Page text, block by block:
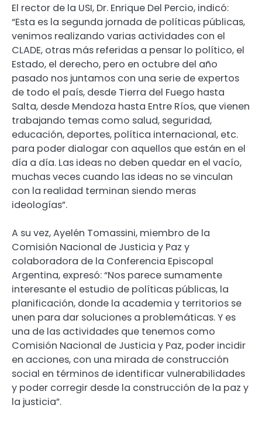
El rector de la USI, Dr. Enrique Del Percio, indicó:
“Esta es la segunda jornada de políticas públicas,
venimos realizando varias actividades con el
CLADE, otras más referidas a pensar lo político, el
Estado, el derecho, pero en octubre del año
pasado nos juntamos con una serie de expertos
de todo el país, desde Tierra del Fuego hasta
Salta, desde Mendoza hasta Entre Ríos, que vienen
trabajando temas como salud, seguridad,
educación, deportes, política internacional, etc.
para poder dialogar con aquellos que están en el
día a día. Las ideas no deben quedar en el vacío,
muchas veces cuando las ideas no se vinculan
con la realidad terminan siendo meras
ideologías”.
A su vez, Ayelén Tomassini, miembro de la
Comisión Nacional de Justicia y Paz y
colaboradora de la Conferencia Episcopal
Argentina, expresó: “Nos parece sumamente
interesante el estudio de políticas públicas, la
planificación, donde la academia y territorios se
unen para dar soluciones a problemáticas. Y es
una de las actividades que tenemos como
Comisión Nacional de Justicia y Paz, poder incidir
en acciones, con una mirada de construcción
social en términos de identificar vulnerabilidades
y poder corregir desde la construcción de la paz y
la justicia”.